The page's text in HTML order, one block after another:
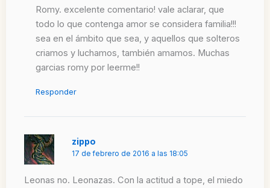
Romy. excelente comentario! vale aclarar, que
todo lo que contenga amor se considera familia!!!
sea en el ámbito que sea, y aquellos que solteros
criamos y luchamos, también amamos. Muchas
garcias romy por leerme!!
Responder
zippo
17 de febrero de 2016 a las 18:05
Leonas no. Leonazas. Con la actitud a tope, el miedo